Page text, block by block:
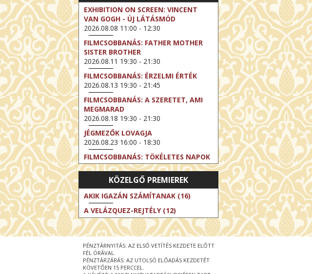
EXHIBITION ON SCREEN: VINCENT
VAN GOGH - ÚJ LÁTÁSMÓD
2026.08.08 11:00 - 12:30
FILMCSOBBANÁS: FATHER MOTHER
SISTER BROTHER
2026.08.11 19:30 - 21:30
FILMCSOBBANÁS: ÉRZELMI ÉRTÉK
2026.08.13 19:30 - 21:45
FILMCSOBBANÁS: A SZERETET, AMI
MEGMARAD
2026.08.18 19:30 - 21:30
JÉGMEZŐK LOVAGJA
2026.08.23 16:00 - 18:30
FILMCSOBBANÁS: TÖKÉLETES NAPOK
2026.08.25 19:30 - 21:45
FILMCSOBBANÁS: IFJÚSÁG
2026.08.27 19:30 - 21:30
EXHIBITION ON SCREEN: VINCENT
VAN GOGH - ÚJ LÁTÁSMÓD
2026.08.30 11:00 - 12:30
NT LIVE / DAVID IRELAND: THE FIFTH
STEP
2026.09.01 19:00 - 21:00
BERLIN ELESTE
KÖZELGŐ PREMIEREK
AKIK IGAZÁN SZÁMÍTANAK (16)
A VELÁZQUEZ-REJTÉLY (12)
PÉNZTÁRNYITÁS: AZ ELSŐ VETÍTÉS KEZDETE ELŐTT
FÉL ÓRÁVAL.
PÉNZTÁRZÁRÁS: AZ UTOLSÓ ELŐADÁS KEZDETÉT
KÖVETŐEN 15 PERCCEL.